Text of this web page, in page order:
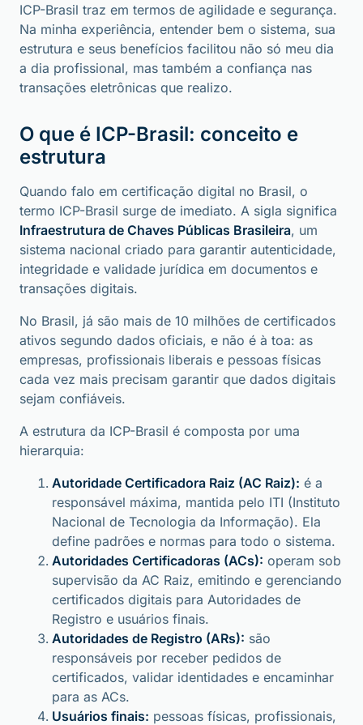
ICP-Brasil traz em termos de agilidade e segurança.
Na minha experiência, entender bem o sistema, sua
estrutura e seus benefícios facilitou não só meu dia
a dia profissional, mas também a confiança nas
transações eletrônicas que realizo.
O que é ICP-Brasil: conceito e
estrutura
Quando falo em certificação digital no Brasil, o
termo ICP-Brasil surge de imediato. A sigla significa
Infraestrutura de Chaves Públicas Brasileira, um
sistema nacional criado para garantir autenticidade,
integridade e validade jurídica em documentos e
transações digitais.
No Brasil, já são mais de 10 milhões de certificados
ativos segundo dados oficiais, e não é à toa: as
empresas, profissionais liberais e pessoas físicas
cada vez mais precisam garantir que dados digitais
sejam confiáveis.
A estrutura da ICP-Brasil é composta por uma
hierarquia:
Autoridade Certificadora Raiz (AC Raiz): é a
responsável máxima, mantida pelo ITI (Instituto
Nacional de Tecnologia da Informação). Ela
define padrões e normas para todo o sistema.
Autoridades Certificadoras (ACs): operam sob
supervisão da AC Raiz, emitindo e gerenciando
certificados digitais para Autoridades de
Registro e usuários finais.
Autoridades de Registro (ARs): são
responsáveis por receber pedidos de
certificados, validar identidades e encaminhar
para as ACs.
Usuários finais: pessoas físicas, profissionais,